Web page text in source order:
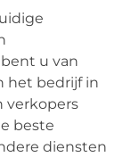
u van
het bedrijf in
verkopers
beste
diensten